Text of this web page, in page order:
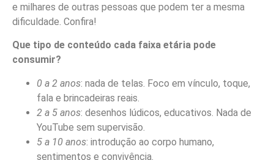
e milhares de outras pessoas que podem ter a mesma
dificuldade. Confira!
Que tipo de conteúdo cada faixa etária pode
consumir?
0 a 2 anos: nada de telas. Foco em vínculo, toque,
fala e brincadeiras reais.
2 a 5 anos: desenhos lúdicos, educativos. Nada de
YouTube sem supervisão.
5 a 10 anos: introdução ao corpo humano,
sentimentos e convivência.